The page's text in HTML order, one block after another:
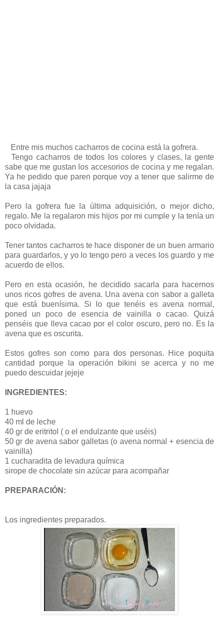
Entre mis muchos cacharros de cocina está la gofrera.
Tengo cacharros de todos los colores y clases, la gente
sabe que me gustan los accesorios de cocina y me regalan.
Ya he pedido que paren porque voy a tener que salirme de
la casa jajaja
Pero la gofrera fue la última adquisición, o mejor dicho,
regalo. Me la regalaron mis hijos por mi cumple y la tenía un
poco olvidada.
Tener tantos cacharros te hace disponer de un buen armario
para guardarlos, y yo lo tengo pero a veces los guardo y me
acuerdo de ellos.
Pero en esta ocasión, he decidido sacarla para hacernos
unos ricos gofres de avena. Una avena con sabor a galleta
que está buenísima. Si lo que tenéis es avena normal,
poned un poco de esencia de vainilla o cacao. Quizá
penséis que lleva cacao por el color oscuro, pero no. Es la
avena que es oscurita.
Estos gofres son como para dos personas. Hice poquita
cantidad porque la operación bikini se acerca y no me
puedo descuidar jejeje
INGREDIENTES:
1 huevo
40 ml de leche
40 gr de eritritol ( o el endulzante que uséis)
50 gr de avena sabor galletas (o avena normal + esencia de
vainilla)
1 cucharadita de levadura química
sirope de chocolate sin azúcar para acompañar
PREPARACIÓN:
Los ingredientes preparados.